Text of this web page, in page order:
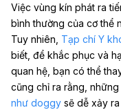
Việc vùng kín phát ra
bình thường của cơ thể
Tuy nhiên, Tạp chí Y
biết, để khắc phục và
quan hệ, bạn có thể
cũng chỉ ra rằng, những
như doggy sẽ dễ xảy